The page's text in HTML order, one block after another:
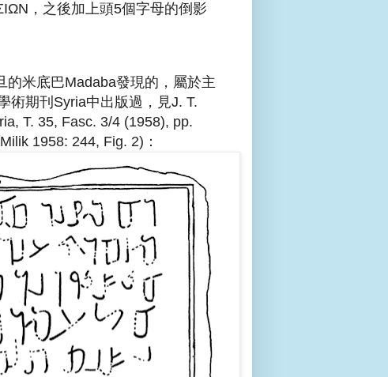
，之後加上頭5個字母的倒影
米底巴Madaba發現的，屬於主
術期刊Syria中出版過，見J. T.
T. 35, Fasc. 3/4 (1958), pp.
1958: 244, Fig. 2)：